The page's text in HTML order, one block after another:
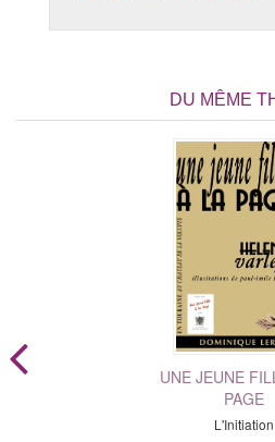
DU MÊME
UNE JEUNE
PAGE
L'Initiation